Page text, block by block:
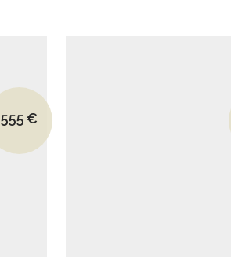
Le prix initial était : 790€.
555€
Le prix actuel est : 555€.